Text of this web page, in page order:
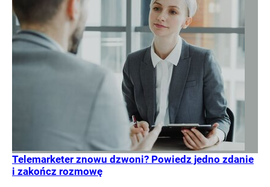
Telemarketer znowu dzwoni? Powiedz jedno zdanie
i zakończ rozmowę